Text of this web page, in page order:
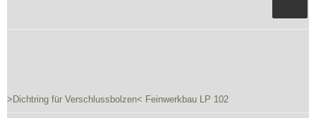
>Dichtring für Verschlussbolzen< Feinwerkbau LP 102